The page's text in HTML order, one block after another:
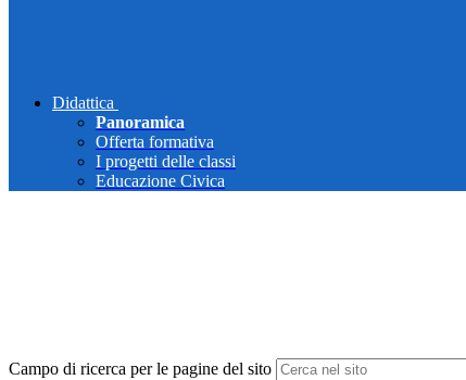
Didattica
Panoramica
Offerta formativa
I progetti delle classi
Educazione Civica
Campo di ricerca per le pagine del sito